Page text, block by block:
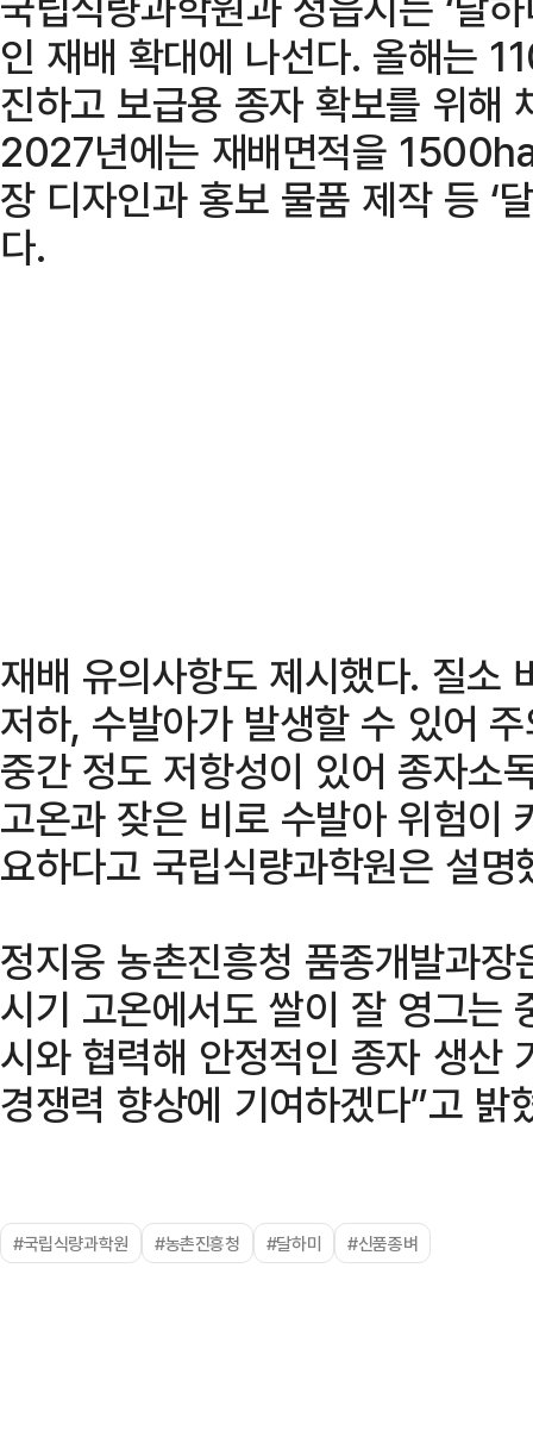
인 재배 확대에 나선다. 올해는
진하고 보급용 종자 확보를 위해
2027년에는 재배면적을
장 디자인과 홍보 물품 제작 등 ‘
다.
재배 유의사항도 제시했다. 질소
저하, 수발아가 발생할 수 있어
중간 정도 저항성이 있어 종자소
고온과 잦은 비로 수발아 위험이
요하다고 국립식량과학원은 설명
정지웅 농촌진흥청 품종개발과장
시기 고온에서도 쌀이 잘 영그는
시와 협력해 안정적인 종자 생산
경쟁력 향상에 기여하겠다”고 밝
#국립식량과학원 #농촌진흥청 #달하미 #신품종벼